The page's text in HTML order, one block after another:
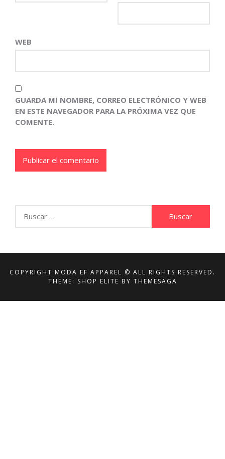
WEB
GUARDA MI NOMBRE, CORREO ELECTRÓNICO Y WEB
EN ESTE NAVEGADOR PARA LA PRÓXIMA VEZ QUE
COMENTE.
COPYRIGHT MODA EF APPAREL © ALL RIGHTS RESERVED.
THEME: SHOP ELITE BY THEMESAGA